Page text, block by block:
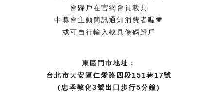
會歸戶在官網會員載具
中獎會主動簡訊通知消費者喔💗
或可自行輸入載具條碼歸戶
東區門市地址：
台北市大安區仁愛路四段151巷17號
(忠孝敦化3號出口步行5分鐘)